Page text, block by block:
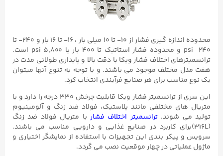
محدوده اندازه گیری فشار از ۱۰- تا ۱۰ میلی بار ، ۱۶- تا ۱۶ بار و ۲۴۰- تا
۲۴۰ psi و محدوده فشار استاتیک تا ۴۰۰ بار یا ۵,۸۰۰ psi است.
ترانسمیترهای اختلاف فشار ویکا با دقت بالا و پایداری طولانی مدت در
هفت مدل مختلف موجود می باشند. و با توجه به تنوع آنها میتوان
یک نوع مناسب برای هر صنایع فرآیندی انتخاب کرد.
این سری از ترانسمیتر فشار ویکا قابلیت چرخش ۳۳۰ درجه را دارد و با
متریال های مختلفی مانند پلاستیک، فولاد ضد زنگ و آلومینیوم
تولید می شوند. ترانسمیتر اختلاف فشار با متریال فولاد ضد زنگ
(316L)برای کاربرد در صنایع غذایی و دارویی مناسب می باشند.
سرویس و پیکر بندی این تجهیزات با استفاده از نمایشگر اختیاری و
ماژول عملیاتی در چهار موقعیت نصب می گردد.